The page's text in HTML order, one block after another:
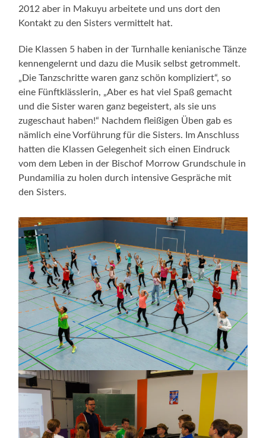
2012 aber in Makuyu arbeitete und uns dort den
Kontakt zu den Sisters vermittelt hat.
Die Klassen 5 haben in der Turnhalle kenianische Tänze
kennengelernt und dazu die Musik selbst getrommelt.
„Die Tanzschritte waren ganz schön kompliziert“, so
eine Fünftklässlerin, „Aber es hat viel Spaß gemacht
und die Sister waren ganz begeistert, als sie uns
zugeschaut haben!“ Nachdem fleißigen Üben gab es
nämlich eine Vorführung für die Sisters. Im Anschluss
hatten die Klassen Gelegenheit sich einen Eindruck
vom dem Leben in der Bischof Morrow Grundschule in
Pundamilia zu holen durch intensive Gespräche mit
den Sisters.